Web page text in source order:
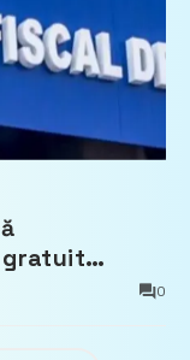
gratuit
bunurile
0